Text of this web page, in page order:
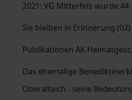
2021: VG Mitterfels wurde 44
Sie bleiben in Erinnerung
Publikationen AK
Das ehemalige
Oberaltaich - seine